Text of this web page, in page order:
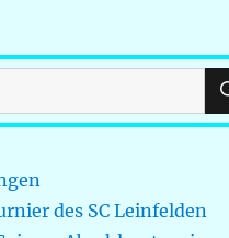
des SC Leinfelden